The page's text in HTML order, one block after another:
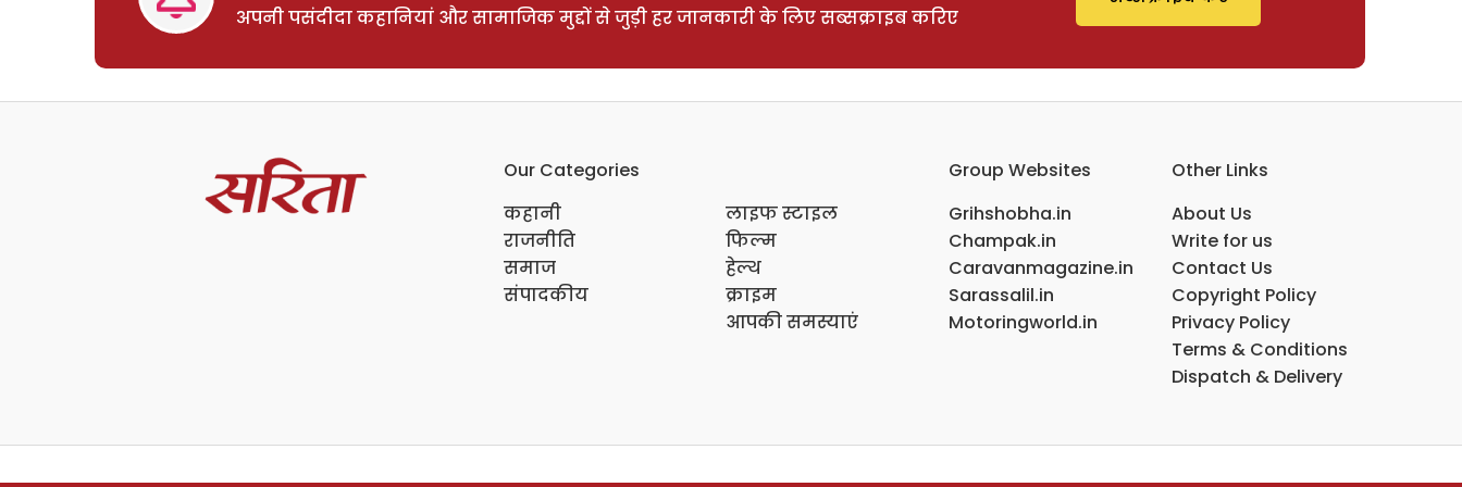
अपनी पसंदीदा कहानियां और सामाजिक मुद्दों से जुड़ी हर जानकारी के लिए सब्सक्राइब करिए
Our Categories
कहानी
राजनीति
समाज
संपादकीय
लाइफ स्टाइल
फिल्म
हेल्थ
क्राइम
आपकी समस्याएं
Group Websites
Grihshobha.in
Champak.in
Caravanmagazine.in
Sarassalil.in
Motoringworld.in
Other Links
About Us
Write for us
Contact Us
Copyright Policy
Privacy Policy
Terms & Conditions
Dispatch & Delivery